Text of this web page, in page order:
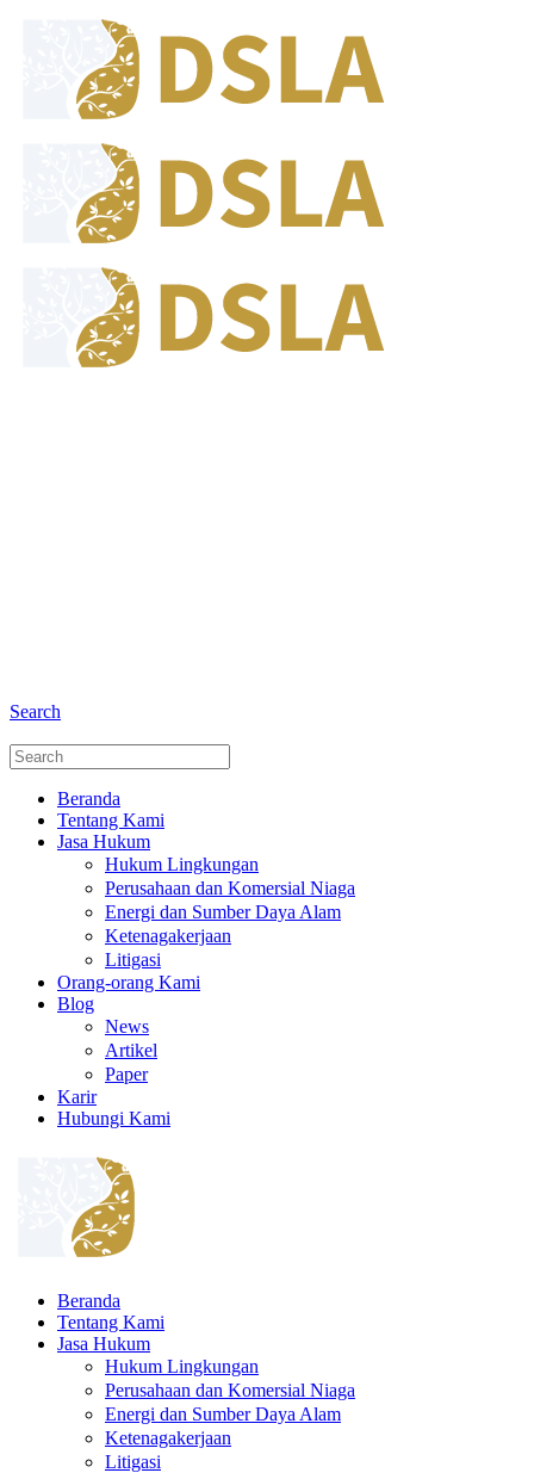
Search
Beranda
Tentang Kami
Jasa Hukum
Hukum Lingkungan
Perusahaan dan Komersial Niaga
Energi dan Sumber Daya Alam
Ketenagakerjaan
Litigasi
Orang-orang Kami
Blog
News
Artikel
Paper
Karir
Hubungi Kami
Beranda
Tentang Kami
Jasa Hukum
Hukum Lingkungan
Perusahaan dan Komersial Niaga
Energi dan Sumber Daya Alam
Ketenagakerjaan
Litigasi